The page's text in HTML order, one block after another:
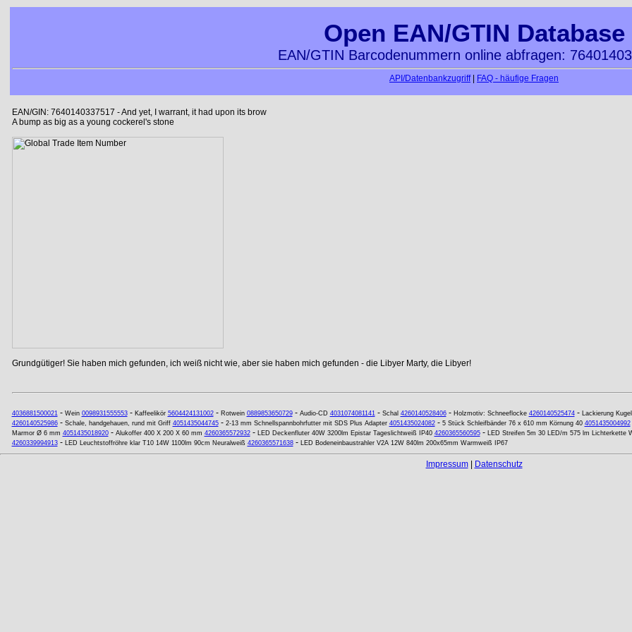
Open EAN/GTIN Database
EAN/GTIN Barcodenummern online abfragen:
API/Datenbankzugriff| FAQ - häufige Fragen
EAN/GIN: 7640140337517 - And yet, I warrant, it had upon its brow
A bump as big as a young cockerel's stone
Grundgütiger! Sie haben mich gefunden, ich weiß nicht wie, aber sie haben mich gefunden - die Libyer Marty, die Libyer!
4036881500021- Wein 0098931555553- Kaffeelikör 5604424131002- Rotwein 0889853650729- Audio-CD 4031074081141- Schal 4260140528406- Holzmotiv: Schneeflocke 4260140525474- Lackierung
4260140525986- Schale, handgehauen, rund mit Griff 4051435044745- 2-13 mm Schnellspannbohrfutter mit SDS Plus Adapter 4051435024082- 5 Stück Schleifbänder 76 x 610 mm Körnung 40 4051435004992
Marmor Ø 6 mm 4051435018920- Alukoffer 400 X 200 X 60 mm 4260365572932- LED Deckenfluter 40W 3200lm Epistar Tageslichtweiß IP40 4260365560595- LED Streifen 5m 30 LED/m 575 lm Lichterkette
4260339994913- LED Leuchtstoffröhre klar T10 14W 1100lm 90cm Neuralweiß 4260365571638- LED Bodeneinbaustrahler V2A 12W 840lm 200x65mm Warmweiß IP67
Impressum| Datenschutz